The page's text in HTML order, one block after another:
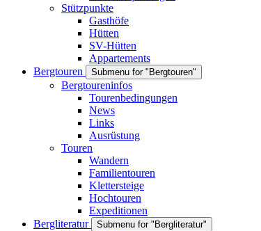
Stützpunkte
Gasthöfe
Hütten
SV-Hütten
Appartements
Bergtouren
Submenu for "Bergtouren"
Bergtoureninfos
Tourenbedingungen
News
Links
Ausrüstung
Touren
Wandern
Familientouren
Klettersteige
Hochtouren
Expeditionen
Bergliteratur
Submenu for "Bergliteratur"